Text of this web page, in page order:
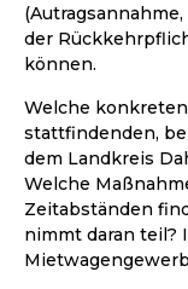
der
können.
Welche
stattfindenden,
dem Landkreis
Welche
Zeitabständen
nimmt daran teil?